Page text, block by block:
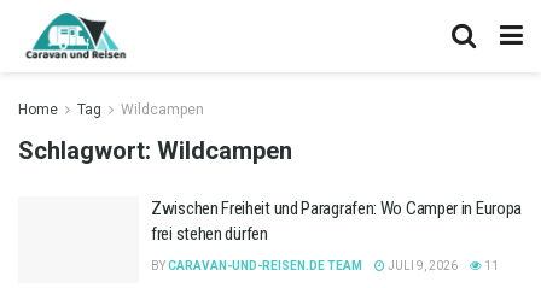
Home Tag Wildcampen
Schlagwort: Wildcampen
Zwischen Freiheit und Paragrafen: Wo Camper in Europa
frei stehen dürfen
BYCARAVAN-UND-REISEN.DE TEAM JULI 9, 2026 11